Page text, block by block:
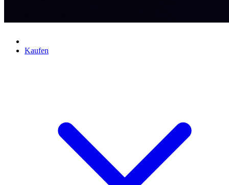
Kaufen